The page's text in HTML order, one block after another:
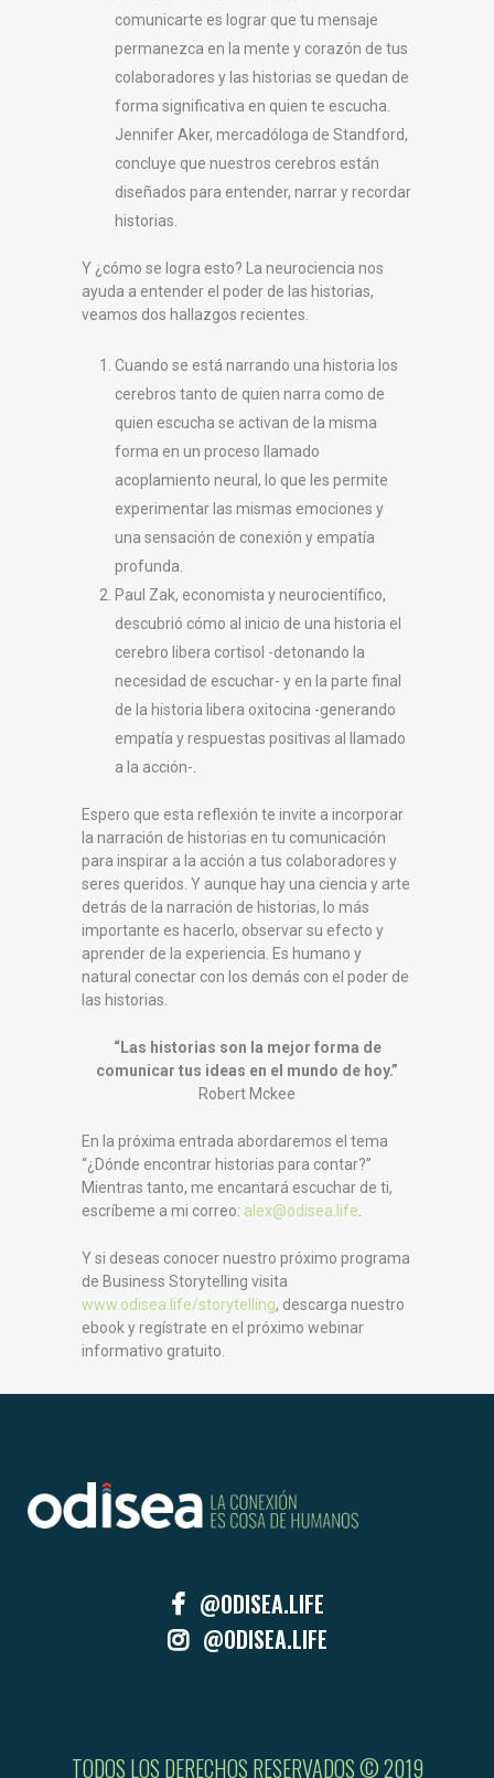
comunicarte es lograr que tu mensaje
permanezca en la mente y corazón de tus
colaboradores y las historias se quedan de
forma significativa en quien te escucha.
Jennifer Aker, mercadóloga de Standford,
concluye que nuestros cerebros están
diseñados para entender, narrar y recordar
historias.
Y ¿cómo se logra esto? La neurociencia nos
ayuda a entender el poder de las historias,
veamos dos hallazgos recientes.
Cuando se está narrando una historia los
cerebros tanto de quien narra como de
quien escucha se activan de la misma
forma en un proceso llamado
acoplamiento neural, lo que les permite
experimentar las mismas emociones y
una sensación de conexión y empatía
profunda.
Paul Zak, economista y neurocientífico,
descubrió cómo al inicio de una historia el
cerebro libera cortisol -detonando la
necesidad de escuchar- y en la parte final
de la historia libera oxitocina -generando
empatía y respuestas positivas al llamado
a la acción-.
Espero que esta reflexión te invite a incorporar
la narración de historias en tu comunicación
para inspirar a la acción a tus colaboradores y
seres queridos. Y aunque hay una ciencia y arte
detrás de la narración de historias, lo más
importante es hacerlo, observar su efecto y
aprender de la experiencia. Es humano y
natural conectar con los demás con el poder de
las historias.
“Las historias son la mejor forma de
comunicar tus ideas en el mundo de hoy.”
Robert Mckee
En la próxima entrada abordaremos el tema
“¿Dónde encontrar historias para contar?”
Mientras tanto, me encantará escuchar de ti,
escríbeme a mi correo: alex@odisea.life
Y si deseas conocer nuestro próximo programa
de Business Storytelling visita
www.odisea.life/storytelling, descarga nuestro
ebook y regístrate en el próximo webinar
informativo gratuito.
@ODISEA.LIFE
@ODISEA.LIFE
TODOS LOS DERECHOS RESERVADOS © 2019